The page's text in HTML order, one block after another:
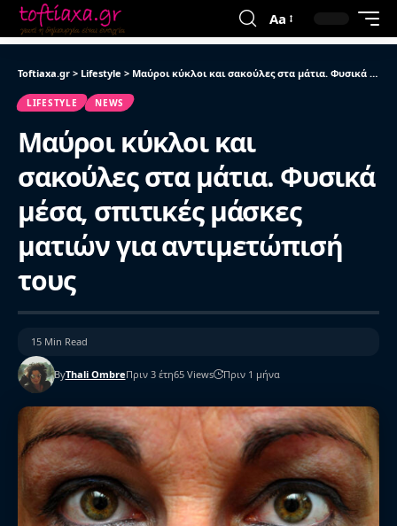
Aa
Toftiaxa.gr > Lifestyle > Μαύροι κύκλοι και σακούλες στα μάτια. Φυσικά μέσα, σπιτικές μάσκες ματιών για αντιμετώπισή τους
LIFESTYLE NEWS
Μαύροι κύκλοι και
σακούλες στα μάτια. Φυσικά
μέσα, σπιτικές μάσκες
ματιών για αντιμετώπισή
τους
ByThali OmbreΠριν 3 έτη65 Views Πριν 1 μήνα
15 Min Read